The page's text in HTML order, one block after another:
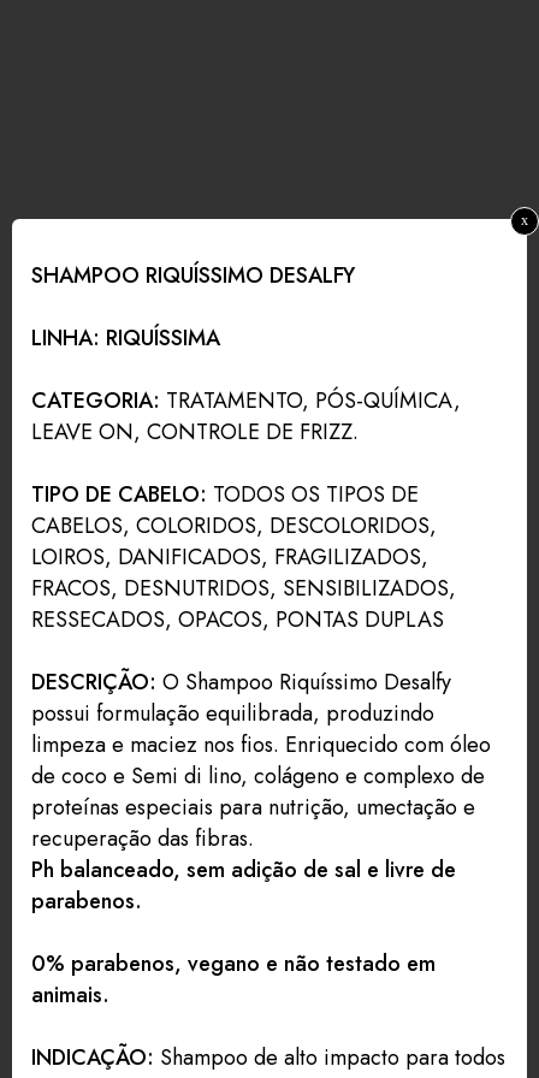
SHAMPOO RIQUÍSSIMO DESALFY
LINHA: RIQUÍSSIMA
CATEGORIA: TRATAMENTO, PÓS-QUÍMICA,
LEAVE ON, CONTROLE DE FRIZZ.
TIPO DE CABELO: TODOS OS TIPOS DE
CABELOS, COLORIDOS, DESCOLORIDOS,
LOIROS, DANIFICADOS, FRAGILIZADOS,
FRACOS, DESNUTRIDOS, SENSIBILIZADOS,
RESSECADOS, OPACOS, PONTAS DUPLAS
DESCRIÇÃO: O Shampoo Riquíssimo Desalfy
possui formulação equilibrada, produzindo
limpeza e maciez nos fios. Enriquecido com óleo
de coco e Semi di lino, colágeno e complexo de
proteínas especiais para nutrição, umectação e
recuperação das fibras.
Ph balanceado, sem adição de sal e livre de
parabenos.
0% parabenos, vegano e não testado em
animais.
INDICAÇÃO: Shampoo de alto impacto para todos
x